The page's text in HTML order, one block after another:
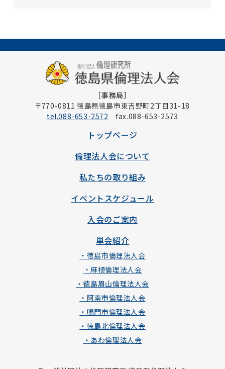
［事務局］
〒770-0811 徳島県徳島市東吉野町2丁目31-18
tel.088-653-2572 fax.088-653-2573
トップページ
倫理法人会について
私たちの取り組み
イベントスケジュール
入会のご案内
単会紹介
・徳島市倫理法人会
・麻植倫理法人会
・徳島眉山倫理法人会
・阿南市倫理法人会
・鳴門市倫理法人会
・徳島北倫理法人会
・あわ倫理法人会